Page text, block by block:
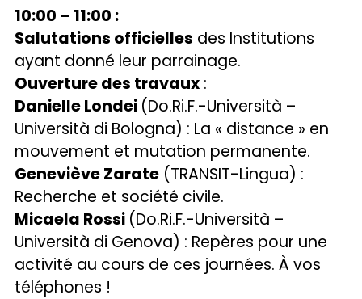
10:00 – 11:00 :
Salutations officielles des Institutions
ayant donné leur parrainage.
Ouverture des travaux :
Danielle Londei (Do.Ri.F.-Università –
Università di Bologna) : La « distance » en
mouvement et mutation permanente.
Geneviève Zarate (TRANSIT-Lingua) :
Recherche et société civile.
Micaela Rossi (Do.Ri.F.-Università –
Università di Genova) : Repères pour une
activité au cours de ces journées. À vos
téléphones !